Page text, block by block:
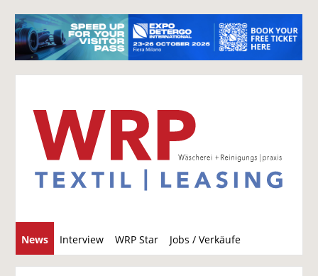
News Interview WRP Star Jobs / Verkäufe
u
c